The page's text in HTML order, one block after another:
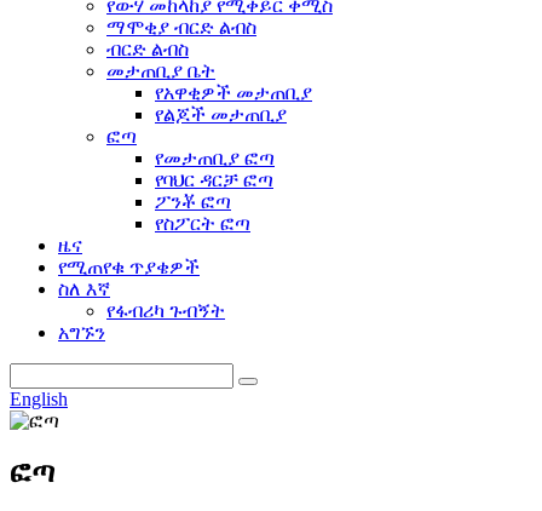
የውሃ መከላከያ የሚቀይር ቀሚስ
ማሞቂያ ብርድ ልብስ
ብርድ ልብስ
መታጠቢያ ቤት
የአዋቂዎች መታጠቢያ
የልጆች መታጠቢያ
ፎጣ
የመታጠቢያ ፎጣ
የባህር ዳርቻ ፎጣ
ፖንቾ ፎጣ
የስፖርት ፎጣ
ዜና
የሚጠየቁ ጥያቄዎች
ስለ እኛ
የፋብሪካ ጉብኝት
አግኙን
English
ፎጣ